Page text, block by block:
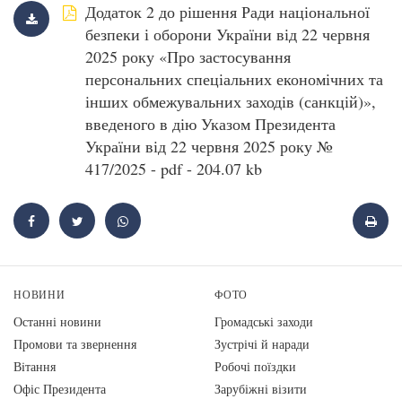
Додаток 2 до рішення Ради національної
безпеки і оборони України від 22 червня
2025 року «Про застосування
персональних спеціальних економічних та
інших обмежувальних заходів (санкцій)»,
введеного в дію Указом Президента
України від 22 червня 2025 року №
417/2025 - pdf - 204.07 kb
НОВИНИ
Останні новини
Промови та звернення
Вiтання
Офіс Президента
ФОТО
Громадські заходи
Зустрічі й наради
Робочі поїздки
Зарубіжні візити